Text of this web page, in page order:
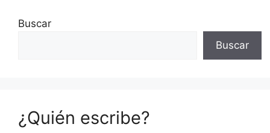
Buscar
Buscar
¿Quién escribe?